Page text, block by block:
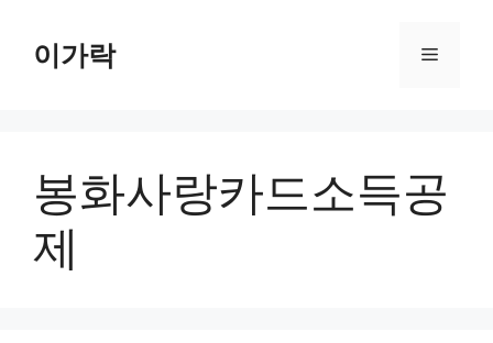
이가락 메
봉화사랑카드소득공
제